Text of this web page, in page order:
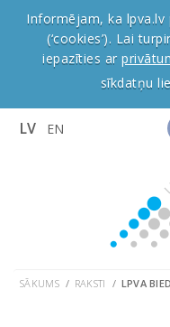
Informējam, ka
(‘cookies’). Lai
iepazīties ar
sīkdatņu
LV EN
SĀKUMS RAKSTI LPVA